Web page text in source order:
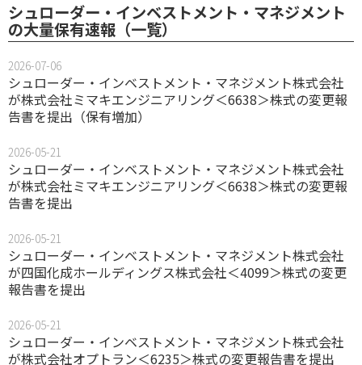
シュローダー・インベストメント・マネジメント
の大量保有速報（一覧）
2026-07-06
シュローダー・インベストメント・マネジメント株式会社
が株式会社ミマキエンジニアリング＜6638＞株式の変更報
告書を提出（保有増加）
2026-05-21
シュローダー・インベストメント・マネジメント株式会社
が株式会社ミマキエンジニアリング＜6638＞株式の変更報
告書を提出
2026-05-21
シュローダー・インベストメント・マネジメント株式会社
が四国化成ホールディングス株式会社＜4099＞株式の変更
報告書を提出
2026-05-21
シュローダー・インベストメント・マネジメント株式会社
が株式会社オプトラン＜6235＞株式の変更報告書を提出